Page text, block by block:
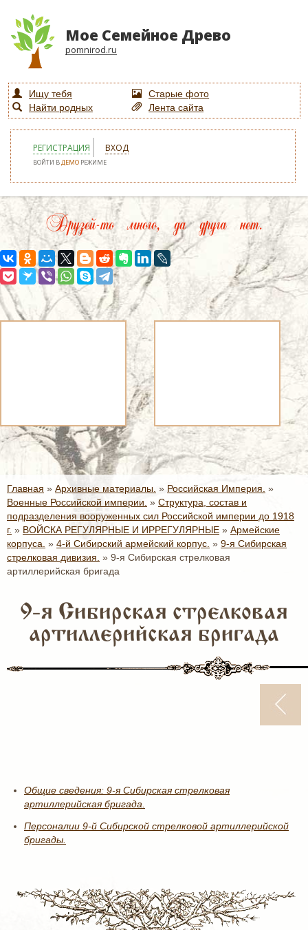
Мое Семейное Древо
pomnirod.ru
Ищу тебя
Старые фото
Найти родных
Лента сайта
РЕГИСТРАЦИЯ ВХОД
ВОЙТИ ВДЕМО РЕЖИМЕ
Друзей-то много, да друга нет.
Главная » Архивные материалы. » Российская Империя. »
Военные Российской империи. » Структура, состав и
подразделения вооруженных сил Российской империи до 1918
г. » ВОЙСКА РЕГУЛЯРНЫЕ И ИРРЕГУЛЯРНЫЕ » Армейские
корпуса. » 4-й Сибирский армейский корпус. » 9-я Сибирская
стрелковая дивизия. » 9-я Сибирская стрелковая
артиллерийская бригада
9-я Сибирская стрелковая
артиллерийская бригада
Общие сведения: 9-я Сибирская стрелковая
артиллерийская бригада.
Персоналии 9-й Сибирской стрелковой артиллерийской
бригады.